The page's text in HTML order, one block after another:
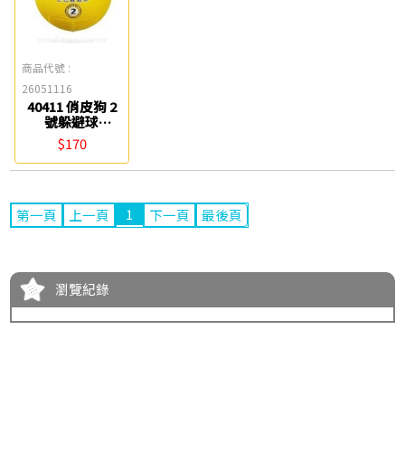
商品代號 :
26051116
40411 俏皮狗 2
號躲避球
Success成功
$170
第一頁 上一頁 1 下一頁 最後頁
瀏覽紀錄